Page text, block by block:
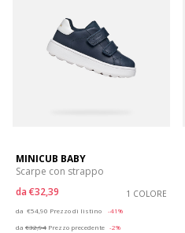
MINICUB BABY
Scarpe con strappo
da €32,39 1 COLORE
da €54,90 Prezzo di listino
-41%
da €32,94 Prezzo precedente -2%